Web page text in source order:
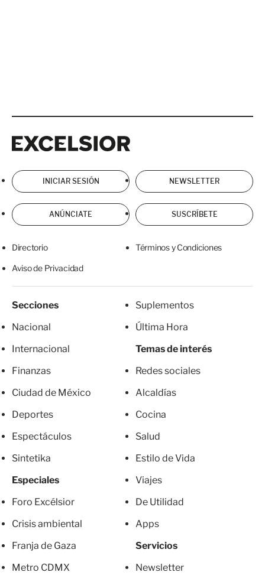
INICIAR SESIÓN NEWSLETTER
ANÚNCIATE SUSCRÍBETE
Directorio Términos y Condiciones
Aviso de Privacidad
Secciones
Nacional
Internacional
Finanzas
Ciudad de México
Deportes
Espectáculos
Sintetika
Especiales
Foro Excélsior
Crisis ambiental
Franja de Gaza
Metro CDMX
Suplementos
Última Hora
Temas de interés
Redes sociales
Alcaldías
Cocina
Salud
Estilo de Vida
Viajes
De Utilidad
Apps
Servicios
Newsletter